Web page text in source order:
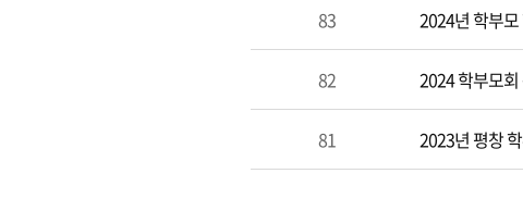
83 2024년 학부
82 2024 학부모
81 2023년 평창